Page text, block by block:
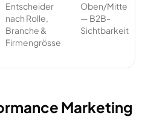
Entscheider
nach Rolle,
Branche &
Firmengrösse
Oben/Mitte
— B2B-
Sichtbarkeit
Marketing